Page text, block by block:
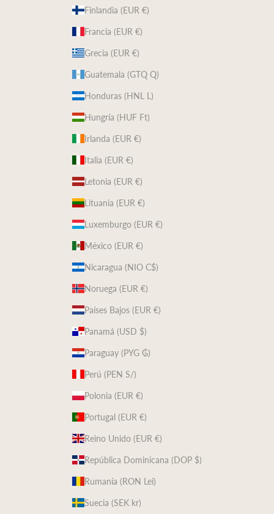
Finlandia (EUR €)
Francia (EUR €)
Grecia (EUR €)
Guatemala (GTQ Q)
Honduras (HNL L)
Hungría (HUF Ft)
Irlanda (EUR €)
Italia (EUR €)
Letonia (EUR €)
Lituania (EUR €)
Luxemburgo (EUR €)
México (EUR €)
Nicaragua (NIO C$)
Noruega (EUR €)
Países Bajos (EUR €)
Panamá (USD $)
Paraguay (PYG ₲)
Perú (PEN S/)
Polonia (EUR €)
Portugal (EUR €)
Reino Unido (EUR €)
República Dominicana (DOP $)
Rumanía (RON Lei)
Suecia (SEK kr)